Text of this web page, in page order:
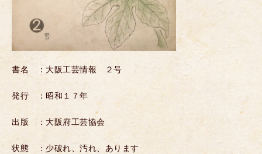
書名 ：大阪工芸情報 ２号
発行 ：昭和１７年
出版 ：大阪府工芸協会
状態 ：少破れ、汚れ、あります